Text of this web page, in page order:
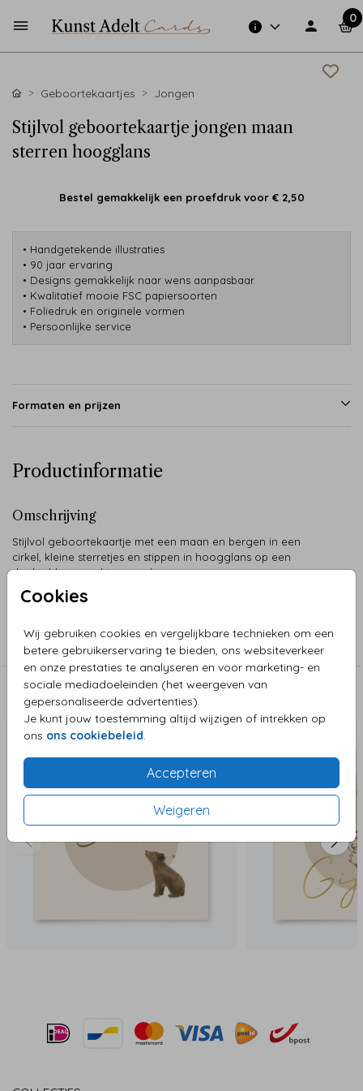
0
Cookies
Wij gebruiken cookies en vergelijkbare technieken om een
betere gebruikerservaring te bieden, ons websiteverkeer
en onze prestaties te analyseren en voor marketing- en
sociale mediadoeleinden (het weergeven van
gepersonaliseerde advertenties).
Je kunt jouw toestemming altijd wijzigen of intrekken op
ons ons cookiebeleid.
Accepteren
Weigeren
Geboortekaartjes Jongen
Stijlvol geboortekaartje jongen maan
sterren hoogglans
Bestel gemakkelijk een proefdruk voor € 2,50
• Handgetekende illustraties
• 90 jaar ervaring
• Designs gemakkelijk naar wens aanpasbaar
• Kwalitatief mooie FSC papiersoorten
• Foliedruk en originele vormen
• Persoonlijke service
Formaten en prijzen
Productinformatie
Omschrijving
Stijlvol geboortekaartje met een maan en bergen in een
cirkel, kleine sterretjes en stippen in hoogglans op een
donkerblauwe achtergrond.
Jongen
Aanbevolen